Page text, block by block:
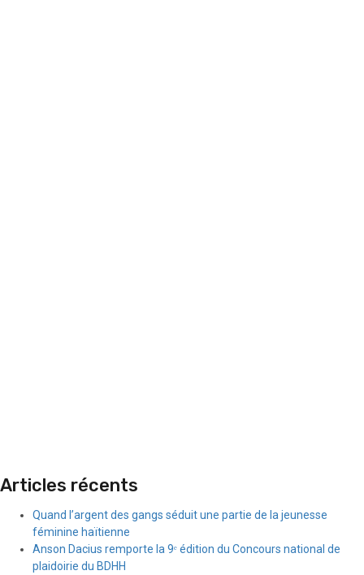
Articles récents
Quand l’argent des gangs séduit une partie de la jeunesse
féminine haïtienne
Anson Dacius remporte la 9ᵉ édition du Concours national de
plaidoirie du BDHH